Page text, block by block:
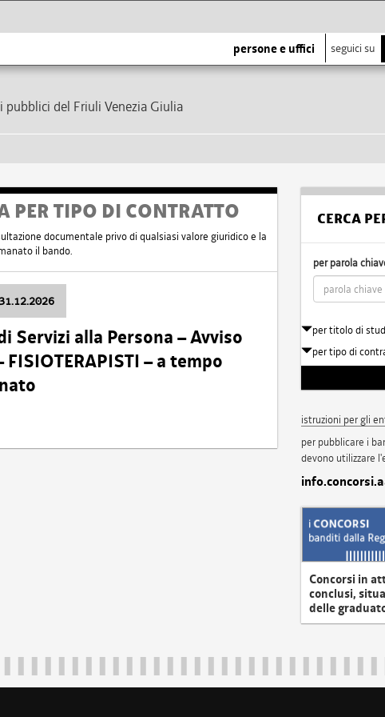
persone e uffici seguici su
del Friuli Venezia Giulia
PER TIPO DI CONTRATTO
documentale privo di qualsiasi valore giuridico e la
il bando.
Servizi alla Persona – Avviso
– a tempo
CERCA
per parola
per titolo di
per tipo di
istruzioni per gli
per pubblicare i
devono utilizzare
Concorsi in
conclusi,
delle